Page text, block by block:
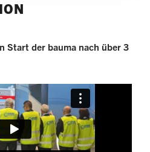
Start der bauma nach über 3